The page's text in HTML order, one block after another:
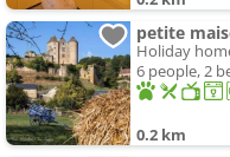
Holiday
6 people, 2
0.2 km